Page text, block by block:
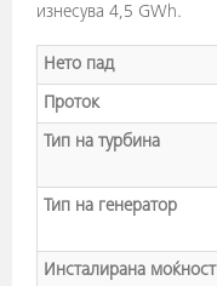
изнесува 4,5 GWh.
Нето пад
Проток
Тип на турбина
Тип на генератор
Инсталирана моќност